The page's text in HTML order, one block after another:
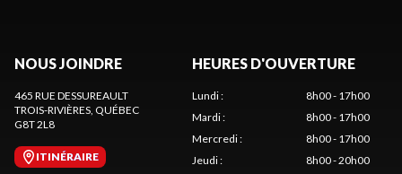
NOUS JOINDRE
465 RUE DESSUREAULT
TROIS-RIVIÈRES, QUÉBEC
G8T 2L8
ITINÉRAIRE
HEURES D'OUVERTURE
Lundi:
8h00 - 17h00
Mardi:
8h00 - 17h00
Mercredi:
8h00 - 17h00
Jeudi:
8h00 - 20h00